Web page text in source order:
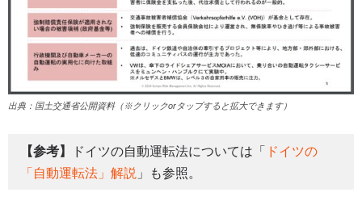
出典：国土交通省公開資料（※クリックorタップすると拡大できます）
【参考】 ドイツの自動運転法については「
ドイツの
「自動運転法」解説 」も参照。